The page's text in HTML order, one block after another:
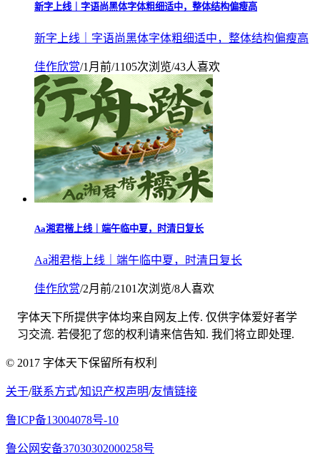
新字上线｜字语尚黑体字体粗细适中，整体结构偏瘦高
新字上线｜字语尚黑体字体粗细适中，整体结构偏瘦高
佳作欣赏/1月前/1105次浏览/43人喜欢
Aa湘君楷上线｜端午临中夏，时清日复长
Aa湘君楷上线｜端午临中夏，时清日复长
佳作欣赏/2月前/2101次浏览/8人喜欢
字体天下所提供字体均来自网友上传. 仅供字体爱好者学
习交流. 若侵犯了您的权利请来信告知. 我们将立即处理.
© 2017 字体天下保留所有权利
关于/联系方式/知识产权声明/友情链接
鲁ICP备13004078号-10
鲁公网安备37030302000258号